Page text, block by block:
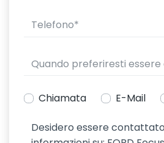
Chiamata E-Mail